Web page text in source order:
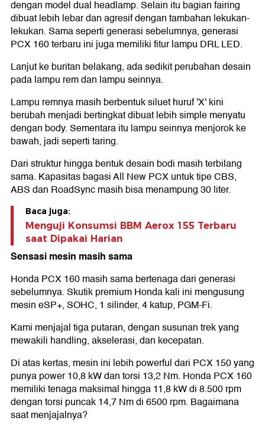
dengan model dual headlamp. Selain itu bagian fairing
dibuat lebih lebar dan agresif dengan tambahan lekukan-
lekukan. Sama seperti generasi sebelumnya, generasi
PCX 160 terbaru ini juga memiliki fitur lampu DRL LED.
Lanjut ke buritan belakang, ada sedikit perubahan desain
pada lampu rem dan lampu seinnya.
Lampu remnya masih berbentuk siluet huruf 'X' kini
berubah menjadi bertingkat dibuat lebih simple menyatu
dengan body. Sementara itu lampu seinnya menjorok ke
bawah, jadi seperti taring.
Dari struktur hingga bentuk desain bodi masih terbilang
sama. Kapasitas bagasi All New PCX untuk tipe CBS,
ABS dan RoadSync masih bisa menampung 30 liter.
Baca juga:
Menguji Konsumsi BBM Aerox 155 Terbaru
saat Dipakai Harian
Sensasi mesin masih sama
Honda PCX 160 masih sama bertenaga dari generasi
sebelumnya. Skutik premium Honda kali ini mengusung
mesin eSP+, SOHC, 1 silinder, 4 katup, PGM-Fi.
Kami menjajal tiga putaran, dengan susunan trek yang
mewakili handling, akselerasi, dan kecepatan.
Di atas kertas, mesin ini lebih powerful dari PCX 150 yang
punya power 10,8 kW dan torsi 13,2 Nm. Honda PCX 160
memiliki tenaga maksimal hingga 11,8 kW di 8.500 rpm
dengan torsi puncak 14,7 Nm di 6500 rpm. Bagaimana
saat menjajalnya?